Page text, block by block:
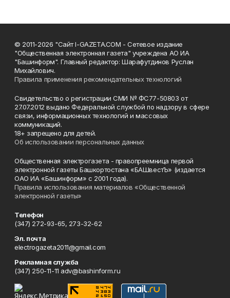
© 2011-2026 "Сайт I-GAZETA.COM - Сетевое издание
"Общественная электронная газета" учреждена АО ИА
"Башинформ". Главный редактор: Шарафутдинов Руслан
Михайлович.
Правила применения рекомендательных технологий
Свидетельство о регистрации СМИ № ФС77-50803 от
27.07.2012 выдано Федеральной службой по надзору в сфере
связи, информационных технологий и массовых
коммуникаций.
18+ запрещено для детей.
Об использовании персональных данных
Общественная электрогазета - правопреемница первой
электронной газеты Башкортостана «БАШвестЪ» (издается
ОАО ИА «Башинформ» с 2001 года).
Правила использования материалов «Общественной
электронной газеты»
Телефон
(347) 272-93-65, 273-32-62
Эл. почта
electrogazeta2011@gmail.com
Рекламная служба
(347) 250-11-11 adv@bashinform.ru